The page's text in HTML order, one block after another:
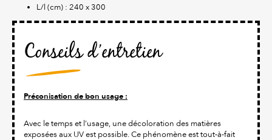
L/l (cm) : 240 x 300
Conseils d’entretien
Préconisation de bon usage :
Avec le temps et l’usage, une décoloration des matières
exposées aux UV est possible. Ce phénomène est tout-à-fait